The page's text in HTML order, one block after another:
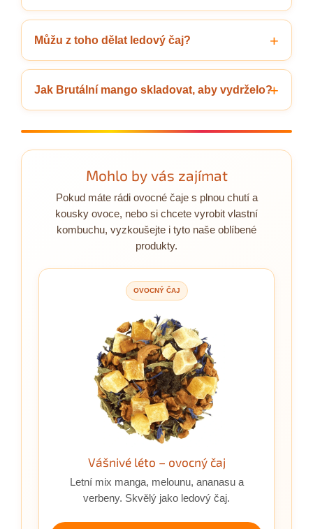
Můžu z toho dělat ledový čaj?
Jak Brutální mango skladovat, aby vydrželo?
Mohlo by vás zajímat
Pokud máte rádi ovocné čaje s plnou chutí a
kousky ovoce, nebo si chcete vyrobit vlastní
kombuchu, vyzkoušejte i tyto naše oblíbené
produkty.
OVOCNÝ ČAJ
Vášnivé léto – ovocný čaj
Letní mix manga, melounu, ananasu a
verbeny. Skvělý jako ledový čaj.